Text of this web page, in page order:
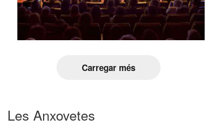
Carregar més
Les Anxovetes